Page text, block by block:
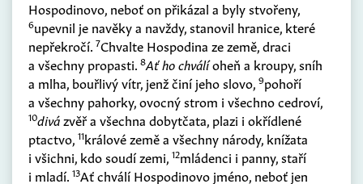
Hospodinovo, neboť on přikázal a byly stvořeny,
6upevnil je navěky a navždy, stanovil hranice, které
nepřekročí. 7Chvalte Hospodina ze země, draci
a všechny propasti. 8Ať ho chválíoheň a kroupy, sníh
a mlha, bouřlivý vítr, jenž činí jeho slovo, 9pohoří
a všechny pahorky, ovocný strom i všechno cedroví,
10divázvěř a všechna dobytčata, plazi i okřídlené
ptactvo, 11králové země a všechny národy, knížata
i všichni, kdo soudí zemi, 12mládenci i panny, staří
i mladí. 13Ať chválí Hospodinovo jméno, neboť jen